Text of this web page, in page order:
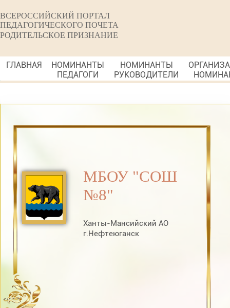
ВСЕРОССИЙСКИЙ ПОРТАЛ
ПЕДАГОГИЧЕСКОГО ПОЧЕТА
РОДИТЕЛЬСКОЕ ПРИЗНАНИЕ
ГЛАВНАЯ
НОМИНАНТЫ
ПЕДАГОГИ
НОМИНАНТЫ
РУКОВОДИТЕЛИ
МБОУ "СОШ
№8"
Ханты-Мансийский АО
г.Нефтеюганск